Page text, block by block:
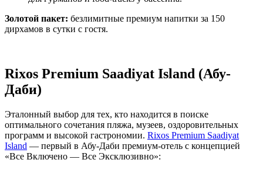
Золотой пакет: безлимитные премиум напитки за 150
дирхамов в сутки с гостя.
Rixos Premium Saadiyat Island (Абу-
Даби)
Эталонный выбор для тех, кто находится в поиске
оптимального сочетания пляжа, музеев, оздоровительных
программ и высокой гастрономии. Rixos Premium Saadiyat
Island — первый в Абу-Даби премиум-отель с концепцией
«Все Включено — Все Эксклюзивно»: